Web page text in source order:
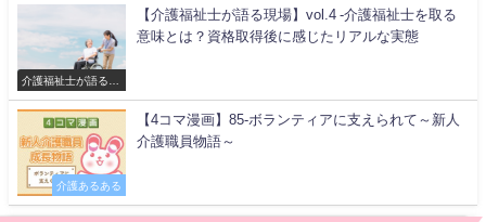
介護福祉士が語る現
場
【介護福祉士が語る現場】vol.4 -介護福祉士を取る
意味とは？資格取得後に感じたリアルな実態
介護あるある
【4コマ漫画】85-ボランティアに支えられて～新人
介護職員物語～